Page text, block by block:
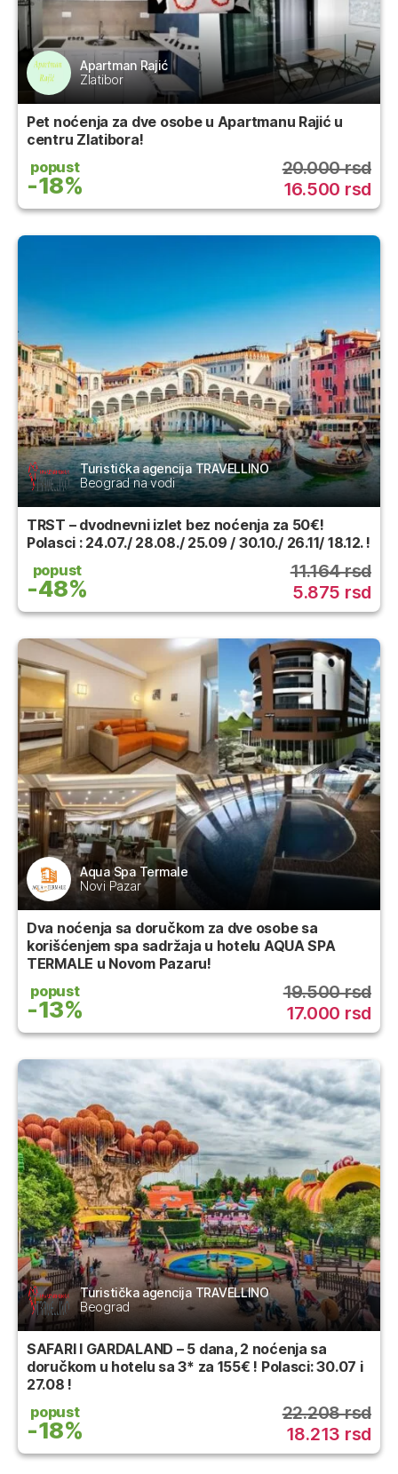
Apartman Rajić
Zlatibor
Pet noćenja za dve osobe u Apartmanu Rajić u
centru Zlatibora!
popust
-18%
20.000 rsd
16.500 rsd
Turistička agencija TRAVELLINO
Beograd na vodi
TRST – dvodnevni izlet bez noćenja za 50€!
Polasci : 24.07./ 28.08./ 25.09 / 30.10./ 26.11/ 18.12. !
popust
-48%
11.164 rsd
5.875 rsd
Aqua Spa Termale
Novi Pazar
Dva noćenja sa doručkom za dve osobe sa
korišćenjem spa sadržaja u hotelu AQUA SPA
TERMALE u Novom Pazaru!
popust
-13%
19.500 rsd
17.000 rsd
Turistička agencija TRAVELLINO
Beograd
SAFARI I GARDALAND – 5 dana, 2 noćenja sa
doručkom u hotelu sa 3* za 155€ ! Polasci: 30.07 i
27.08 !
popust
-18%
22.208 rsd
18.213 rsd